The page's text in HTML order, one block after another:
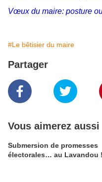
Vœux du maire: posture
#Le bêtisier du maire
Partager
Vous aimerez aussi
Submersion de promesses
électorales… au Lavandou !